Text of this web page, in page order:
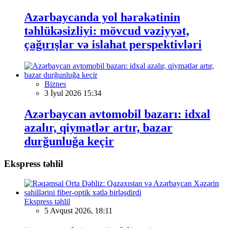
Azərbaycanda yol hərəkətinin
təhlükəsizliyi: mövcud vəziyyət,
çağırışlar və islahat perspektivləri
Biznes
3 İyul 2026 15:34
Azərbaycan avtomobil bazarı: idxal
azalır, qiymətlər artır, bazar
durğunluğa keçir
Ekspress təhlil
Ekspress təhlil
5 Avqust 2026, 18:11